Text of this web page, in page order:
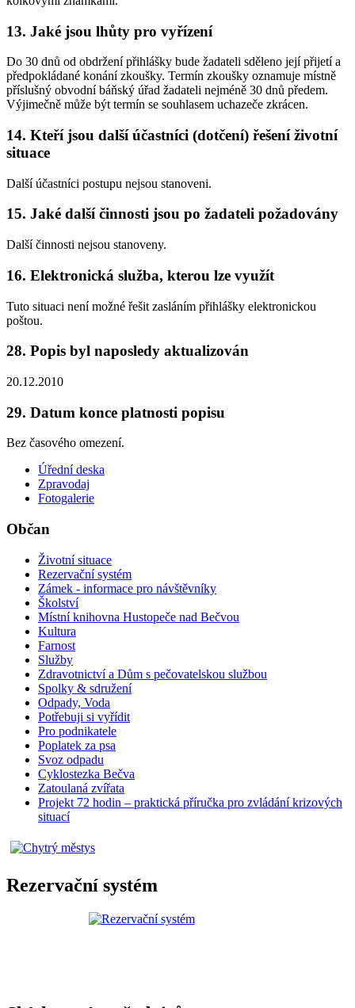
13. Jaké jsou lhůty pro vyřízení
Do 30 dnů od obdržení přihlášky bude žadateli sděleno její přijetí a
předpokládané konání zkoušky. Termín zkoušky oznamuje místně
příslušný obvodní báňský úřad žadateli nejméně 30 dnů předem.
Výjimečně může být termín se souhlasem uchazeče zkrácen.
14. Kteří jsou další účastníci (dotčení) řešení životní
situace
Další účastníci postupu nejsou stanoveni.
15. Jaké další činnosti jsou po žadateli požadovány
Další činnosti nejsou stanoveny.
16. Elektronická služba, kterou lze využít
Tuto situaci není možné řešit zasláním přihlášky elektronickou
poštou.
28. Popis byl naposledy aktualizován
20.12.2010
29. Datum konce platnosti popisu
Bez časového omezení.
Úřední deska
Zpravodaj
Fotogalerie
Občan
Životní situace
Rezervační systém
Zámek - informace pro návštěvníky
Školství
Místní knihovna Hustopeče nad Bečvou
Kultura
Farnost
Služby
Zdravotnictví a Dům s pečovatelskou službou
Spolky & sdružení
Odpady, Voda
Potřebuji si vyřídit
Pro podnikatele
Poplatek za psa
Svoz odpadu
Cyklostezka Bečva
Zatoulaná zvířata
Projekt 72 hodin – praktická příručka pro zvládání krizových
situací
Rezervační systém